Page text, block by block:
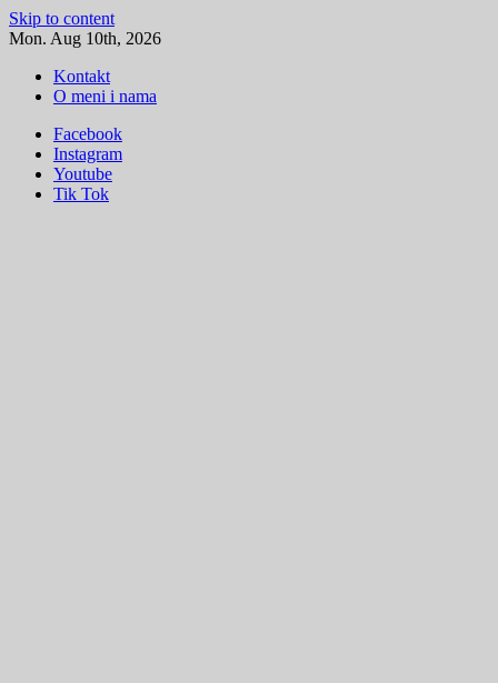
Skip to content
Mon. Aug 10th, 2026
Kontakt
O meni i nama
Facebook
Instagram
Youtube
Tik Tok